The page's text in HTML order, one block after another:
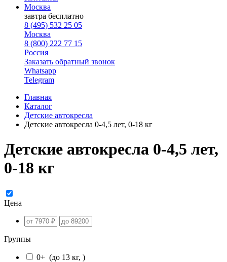
Москва
завтра бесплатно
8 (495) 532 25 05
Москва
8 (800) 222 77 15
Россия
Заказать обратный звонок
Whatsapp
Telegram
Главная
Каталог
Детские автокресла
Детские автокресла 0-4,5 лет, 0-18 кг
Детские автокресла 0-4,5 лет,
0-18 кг
Цена
Группы
0+ (до 13 кг, )